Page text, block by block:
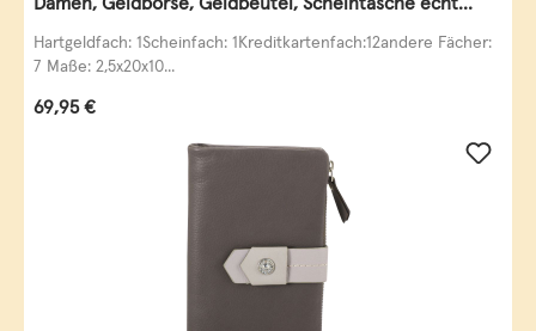
Leder
Hartgeldfach: 1Scheinfach: 1Kreditkartenfach:12andere Fächer:
7 Maße: 2,5x20x10...
Regulärer Preis:
69,95 €